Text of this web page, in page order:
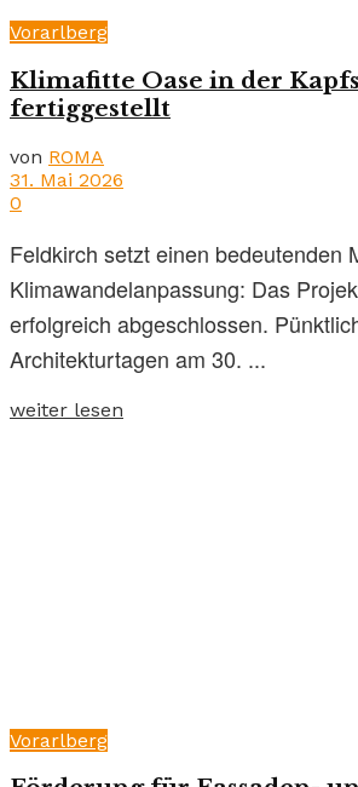
Vorarlberg
Klimafitte Oase in der
fertiggestellt
von ROMA
31. Mai 2026
0
Feldkirch setzt einen bedeutenden
Klimawandelanpassung: Das
erfolgreich abgeschlossen.
Architekturtagen am 30. ...
weiter lesen
Vorarlberg